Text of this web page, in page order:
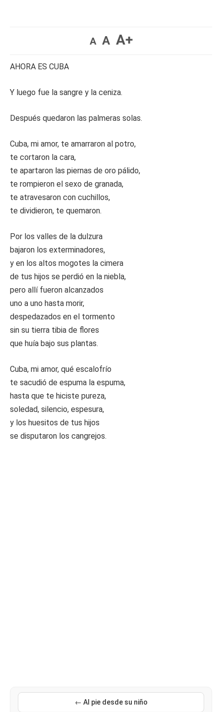
A A A+
AHORA ES CUBA
Y luego fue la sangre y la ceniza.
Después quedaron las palmeras solas.
Cuba, mi amor, te amarraron al potro,
te cortaron la cara,
te apartaron las piernas de oro pálido,
te rompieron el sexo de granada,
te atravesaron con cuchillos,
te dividieron, te quemaron.
Por los valles de la dulzura
bajaron los exterminadores,
y en los altos mogotes la cimera
de tus hijos se perdió en la niebla,
pero allí fueron alcanzados
uno a uno hasta morir,
despedazados en el tormento
sin su tierra tibia de flores
que huía bajo sus plantas.
Cuba, mi amor, qué escalofrío
te sacudió de espuma la espuma,
hasta que te hiciste pureza,
soledad, silencio, espesura,
y los huesitos de tus hijos
se disputaron los cangrejos.
← Al pie desde su niño